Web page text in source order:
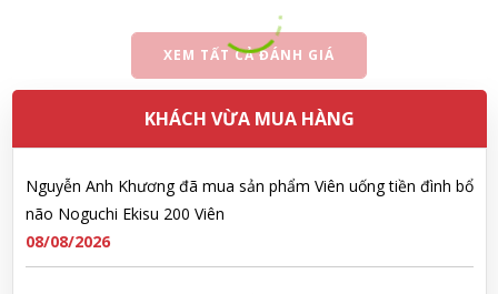
XEM TẤT CẢ ĐÁNH GIÁ
KHÁCH VỪA MUA HÀNG
Nguyễn Văn Cảnh đã mua sản phẩm Sữa Meiji số 0 Hohoemi
Milk (0-1 tuổi), hàng nội địa Nhật (hộp thiếc 800g)
08/08/2026
Võ Huỳnh Lanh đã mua sản phẩm Viên uống tiền đình bổ não